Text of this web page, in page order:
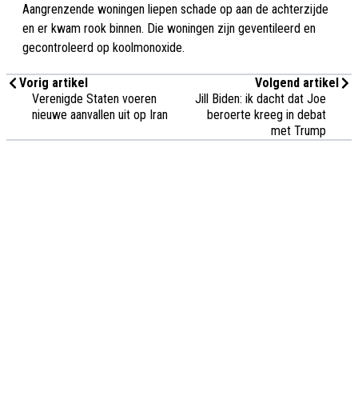
Aangrenzende woningen liepen schade op aan de achterzijde
en er kwam rook binnen. Die woningen zijn geventileerd en
gecontroleerd op koolmonoxide.
Vorig artikel
Verenigde Staten voeren
nieuwe aanvallen uit op Iran
Volgend artikel
Jill Biden: ik dacht dat Joe
beroerte kreeg in debat
met Trump